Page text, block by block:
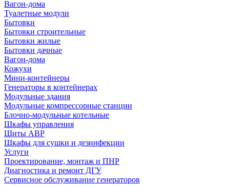
Вагон-дома
Туалетные модули
Бытовки
Бытовки строительные
Бытовки жилые
Бытовки дачные
Вагон-дома
Кожухи
Мини-контейнеры
Генераторы в контейнерах
Модульные здания
Модульные компрессорные станции
Блочно-модульные котельные
Шкафы управления
Щиты АВР
Шкафы для сушки и дезинфекции
Услуги
Проектирование, монтаж и ПНР
Диагностика и ремонт ДГУ
Сервисное обслуживание генераторов